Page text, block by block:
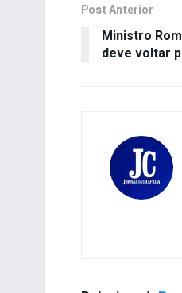
Post Anterior
Ministro
deve voltar